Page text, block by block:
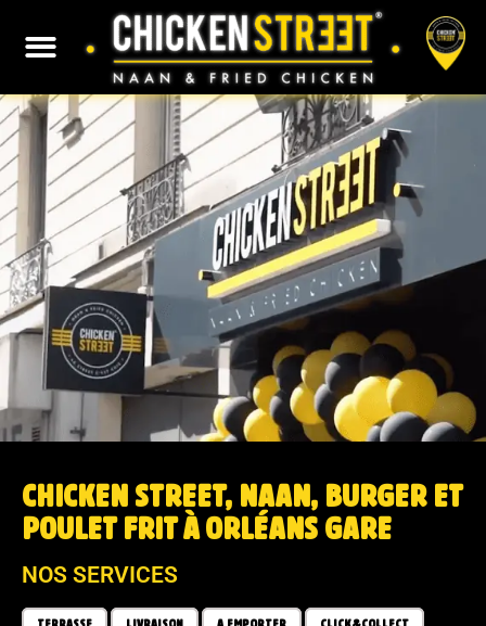
CHICKEN STREET, NAAN, BURGER ET
POULET FRIT À ORLÉANS GARE
NOS SERVICES
TERRASSE LIVRAISON A EMPORTER CLICK&COLLECT